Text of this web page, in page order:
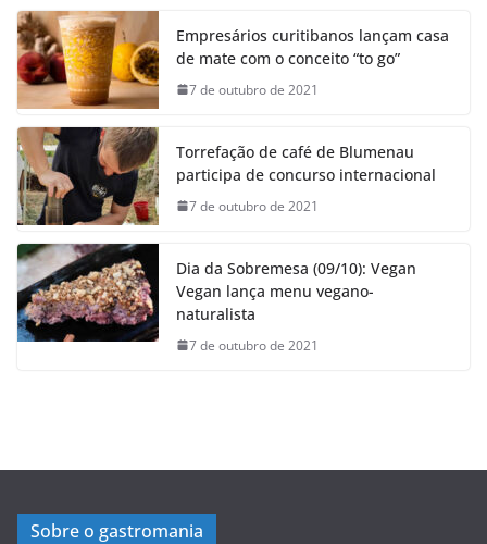
Empresários curitibanos lançam casa
de mate com o conceito “to go”
7 de outubro de 2021
Torrefação de café de Blumenau
participa de concurso internacional
7 de outubro de 2021
Dia da Sobremesa (09/10): Vegan
Vegan lança menu vegano-
naturalista
7 de outubro de 2021
Sobre o gastromania